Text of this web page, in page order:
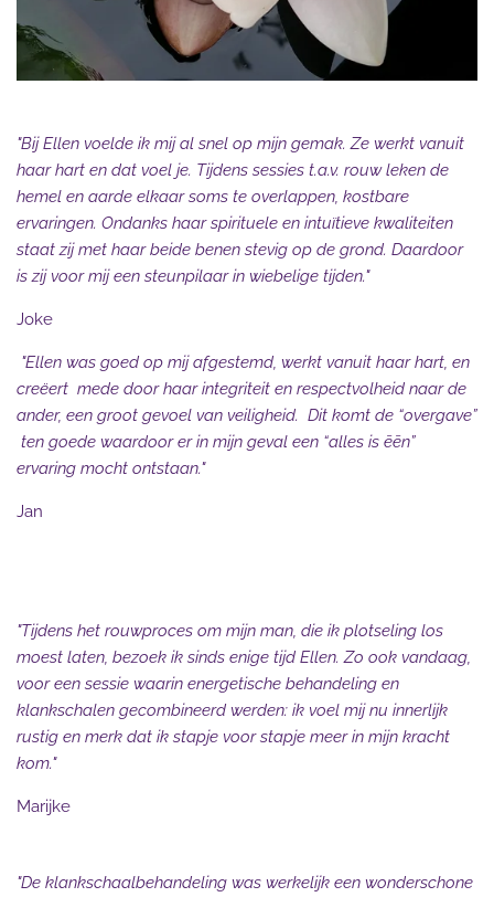
"Bij Ellen voelde ik mij al snel op mijn gemak. Ze werkt vanuit
haar hart en dat voel je. Tijdens sessies t.a.v. rouw leken de
hemel en aarde elkaar soms te overlappen, kostbare
ervaringen. Ondanks haar spirituele en intuïtieve kwaliteiten
staat zij met haar beide benen stevig op de grond. Daardoor
is zij voor mij een steunpilaar in wiebelige tijden."
Joke
"Ellen was goed op mij afgestemd, werkt vanuit haar hart, en
creëert mede door haar integriteit en respectvolheid naar de
ander, een groot gevoel van veiligheid. Dit komt de “overgave”
ten goede waardoor er in mijn geval een “alles is ēēn”
ervaring mocht ontstaan."
Jan
"Tijdens het rouwproces om mijn man, die ik plotseling los
moest laten, bezoek ik sinds enige tijd Ellen. Zo ook vandaag,
voor een sessie waarin energetische behandeling en
klankschalen gecombineerd werden: ik voel mij nu innerlijk
rustig en merk dat ik stapje voor stapje meer in mijn kracht
kom."
Marijke
"De klankschaalbehandeling was werkelijk een wonderschone